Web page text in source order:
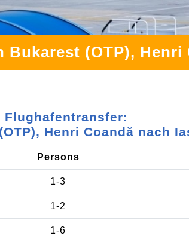
(OTP), Henri
Flughafentransfer:
Henri Coandă nach
Persons
1-3
1-2
1-6